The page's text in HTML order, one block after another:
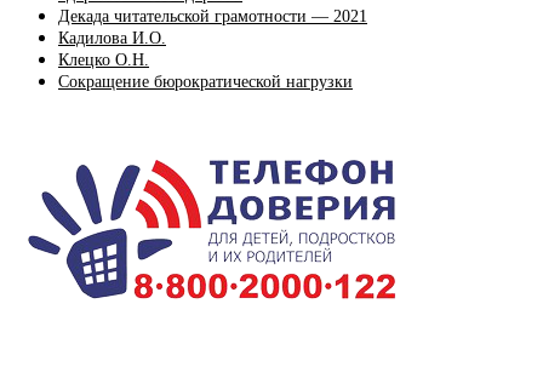
Декада читательской грамотности — 2021
Кадилова И.О.
Клецко О.Н.
Сокращение бюрократической нагрузки